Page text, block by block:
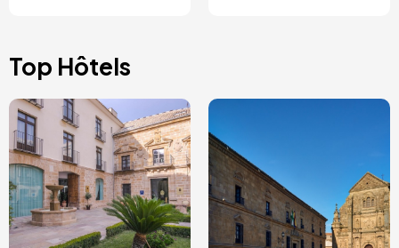
Top Hôtels
Image